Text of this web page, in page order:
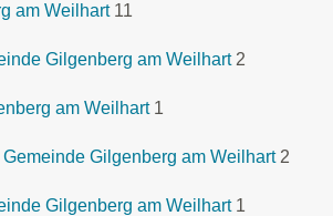
am Weilhart 11
Gilgenberg am Weilhart 2
am Weilhart 1
Gilgenberg am Weilhart 2
Gilgenberg am Weilhart 1